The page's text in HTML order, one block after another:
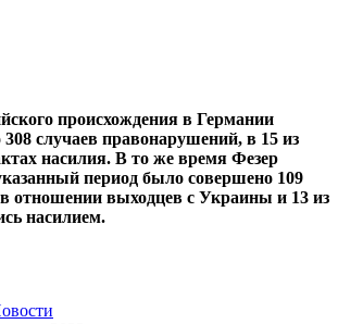
происхождения в Германии
308 случаев правонарушений, в 15 из
насилия. В то же время Фезер
период было совершено 109
отношении выходцев с Украины и 13 из
насилием.